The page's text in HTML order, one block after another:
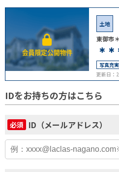
土地
東御市
＊＊
写真充実
更新日：
IDをお持ちの方はこちら
必須 ID（メールアドレス）